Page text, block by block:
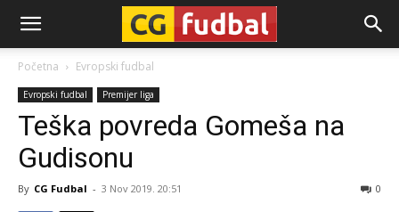
CG-
Fudbal
Početna Evropski fudbal
Evropski fudbal Premijer liga
Teška povreda Gomeša na
Gudisonu
By CG Fudbal - 3 Nov 2019. 20:51 0